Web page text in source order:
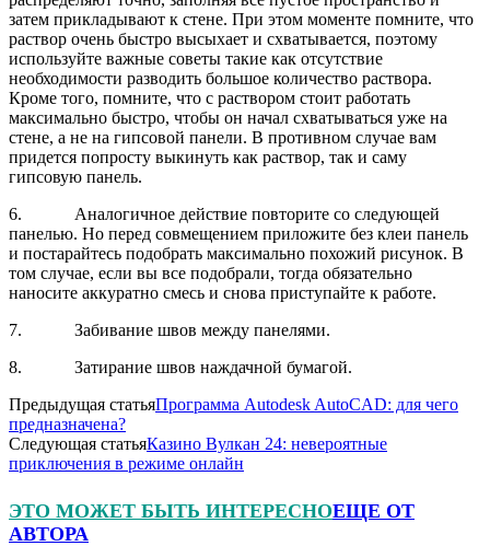
затем прикладывают к стене. При этом моменте помните, что
раствор очень быстро высыхает и схватывается, поэтому
используйте важные советы такие как отсутствие
необходимости разводить большое количество раствора.
Кроме того, помните, что с раствором стоит работать
максимально быстро, чтобы он начал схватываться уже на
стене, а не на гипсовой панели. В противном случае вам
придется попросту выкинуть как раствор, так и саму
гипсовую панель.
6. Аналогичное действие повторите со следующей
панелью. Но перед совмещением приложите без клеи панель
и постарайтесь подобрать максимально похожий рисунок. В
том случае, если вы все подобрали, тогда обязательно
наносите аккуратно смесь и снова приступайте к работе.
7. Забивание швов между панелями.
8. Затирание швов наждачной бумагой.
Предыдущая статьяПрограмма Autodesk AutoCAD: для чего
предназначена?
Следующая статьяКазино Вулкан 24: невероятные
приключения в режиме онлайн
ЭТО МОЖЕТ БЫТЬ ИНТЕРЕСНОЕЩЕ ОТ
АВТОРА